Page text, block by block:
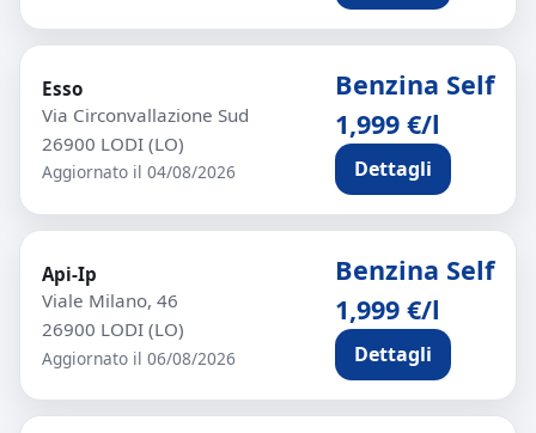
Esso
Via Circonvallazione Sud
26900 LODI (LO)
Aggiornato il 04/08/2026
Benzina Self
1,999 €/l
Dettagli
Api-Ip
Viale Milano, 46
26900 LODI (LO)
Aggiornato il 06/08/2026
Benzina Self
1,999 €/l
Dettagli